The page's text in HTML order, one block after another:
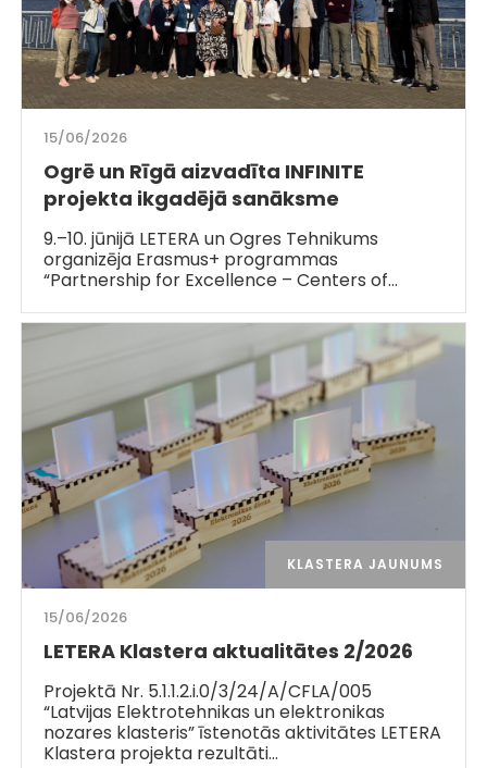
15/06/2026
Ogrē un Rīgā aizvadīta INFINITE
projekta ikgadējā sanāksme
9.–10. jūnijā LETERA un Ogres Tehnikums
organizēja Erasmus+ programmas
“Partnership for Excellence – Centers of…
KLASTERA JAUNUMS
15/06/2026
LETERA Klastera aktualitātes 2/2026
Projektā Nr. 5.1.1.2.i.0/3/24/A/CFLA/005
“Latvijas Elektrotehnikas un elektronikas
nozares klasteris” īstenotās aktivitātes LETERA
Klastera projekta rezultāti…